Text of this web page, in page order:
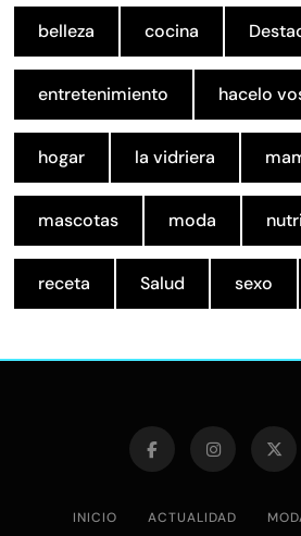
belleza cocina
entretenimiento hacelo
hogar la vidriera
mascotas moda
receta Salud sexo
INICIO ACTUALIDAD